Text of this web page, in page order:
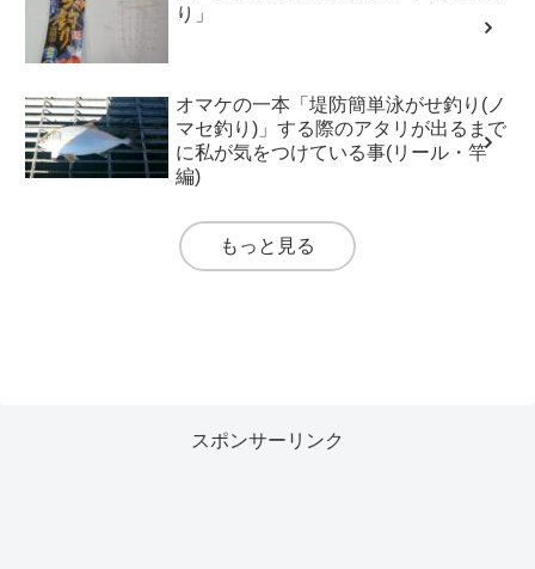
り」
オマケの一本「堤防簡単泳がせ釣り(ノ
マセ釣り)」する際のアタリが出るまで
に私が気をつけている事(リール・竿
編)
もっと見る
スポンサーリンク